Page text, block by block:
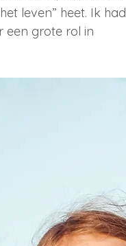
leven” heet. Ik had
een grote rol in